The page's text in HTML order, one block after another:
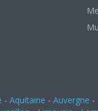
- Aquitaine - Auvergne -